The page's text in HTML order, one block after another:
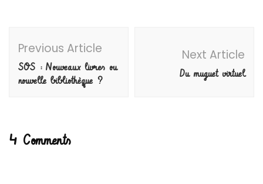
Navigation
Previous Article
SOS : Nouveaux livres ou
nouvelle bibliothèque ?
Next Article
Du muguet virtuel
4 Comments